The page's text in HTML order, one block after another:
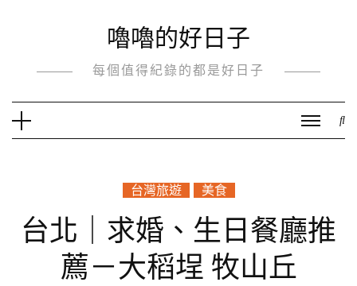
嚕嚕的好日子
每個值得紀錄的都是好日子
台灣旅遊 美食
台北｜求婚、生日餐廳推
薦－大稻埕 牧山丘